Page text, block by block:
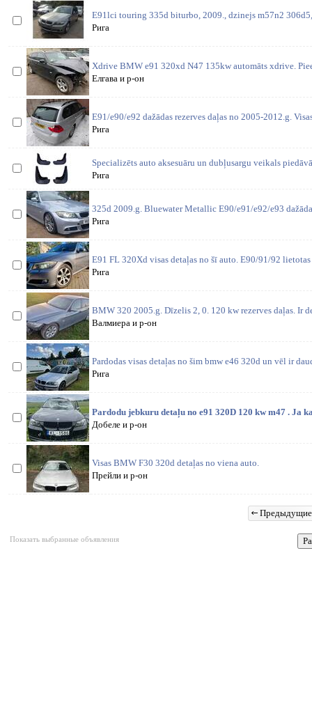
E91lci touring 335d biturbo, 2009., dzinejs m57n2
Рига
Xdrive BMW e91 320xd N47 135kw automāts xdrive.
Елгава и р-он
E91/e90/e92 dažādas rezerves daļas no 2005-2012.g.
Рига
Specializēts auto aksesuāru un dubļusargu veikals
Рига
325d 2009.g. Bluewater Metallic E90/e91/e92/e93
Рига
E91 FL 320Xd visas detaļas no šī auto. E90/91/92
Рига
BMW 320 2005.g. Dīzelis 2, 0. 120 kw rezerves daļas. Ir
Валмиера и р-он
Pardodas visas detaļas no šim bmw e46 320d un vēl ir
Рига
Pardodu jebkuru detaļu no e91 320D 120 kw m47 . Ja
Добеле и р-он
Visas BMW F30 320d detaļas no viena auto.
Прейли и р-он
Предыдущие
Показать выбранные объявления